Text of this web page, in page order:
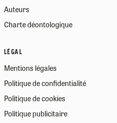
Auteurs
Charte déontologique
LÉGAL
Mentions légales
Politique de confidentialité
Politique de cookies
Politique publicitaire